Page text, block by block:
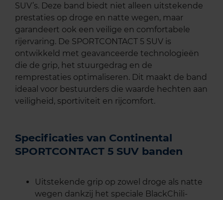
SUV’s. Deze band biedt niet alleen uitstekende
prestaties op droge en natte wegen, maar
garandeert ook een veilige en comfortabele
rijervaring. De SPORTCONTACT 5 SUV is
ontwikkeld met geavanceerde technologieën
die de grip, het stuurgedrag en de
remprestaties optimaliseren. Dit maakt de band
ideaal voor bestuurders die waarde hechten aan
veiligheid, sportiviteit en rijcomfort.
Specificaties van Continental
SPORTCONTACT 5 SUV banden
Uitstekende grip op zowel droge als natte
wegen dankzij het speciale BlackChili-